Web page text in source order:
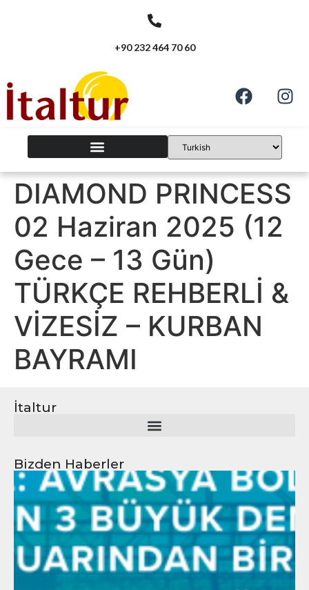
+90 232 464 70 60
DIAMOND PRINCESS
02 Haziran 2025 (12
Gece – 13 Gün)
TÜRKÇE REHBERLİ &
VİZESİZ – KURBAN
BAYRAMI
İtaltur
Bizden Haberler